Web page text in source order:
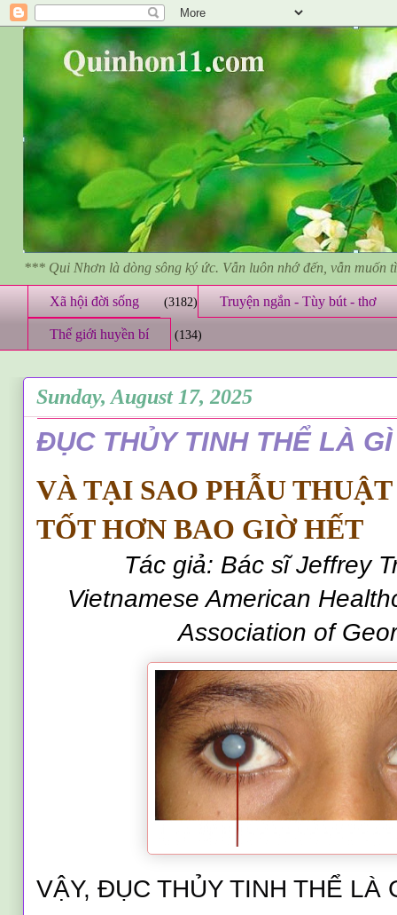
*** Qui Nhơn là dòng sông ký ức. Vẫn luôn nhớ đến, vẫn muốn
Xã hội đời sống (3182) Truyện ngắn - Tùy bút - thơ
Thế giới huyền bí (134)
Sunday, August 17, 2025
ĐỤC THỦY TINH THỂ LÀ
VÀ TẠI SAO PHẪU
TỐT HƠN BAO GIỜ HẾT
Tác giả: Bác sĩ Jeffrey
Vietnamese American
Association of
VẬY, ĐỤC THỦY TINH THỂ LÀ